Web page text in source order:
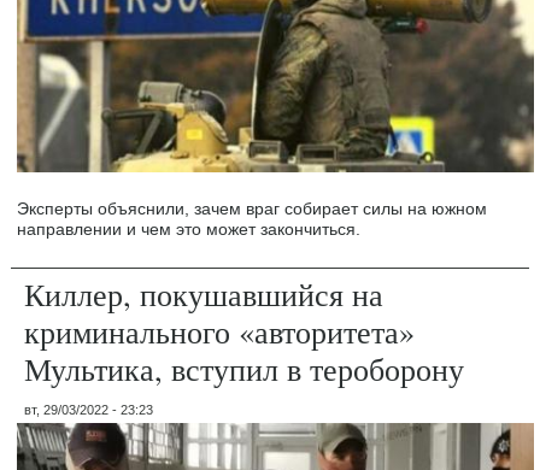
Эксперты объяснили, зачем враг собирает силы на южном
направлении и чем это может закончиться.
Киллер, покушавшийся на
криминального «авторитета»
Мультика, вступил в тероборону
вт, 29/03/2022 - 23:23